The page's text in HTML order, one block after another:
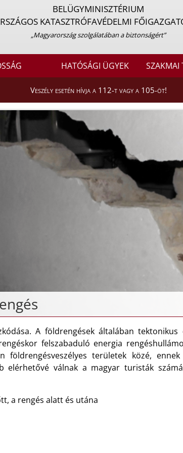
BELÜGYMINISZTÉRIUM
KATASZTRÓFAVÉDELMI
„Magyarország szolgálatában a biztonságért”
HATÓSÁGI ÜGYEK SZAKMAI
Veszély esetén hívja a 112-t vagy a 105-öt!
A földrengések általában
felszabaduló energia
földrengésveszélyes területek közé,
elérhetővé válnak a magyar turisták
a rengés alatt és utána